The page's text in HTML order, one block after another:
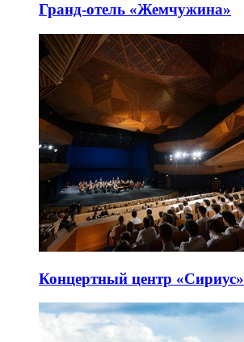
Гранд-отель «Жемчужина»
Концертный центр «Сириус»